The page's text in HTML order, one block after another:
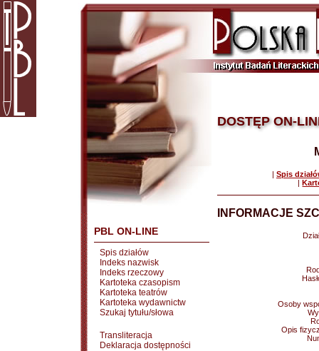
PBL ON-LINE
Spis działów
Indeks nazwisk
Indeks rzeczowy
Kartoteka czasopism
Kartoteka teatrów
Kartoteka wydawnictw
Szukaj tytułu/słowa
Transliteracja
Deklaracja dostępności
DOSTĘP ON-
| Spis
|
INFORMACJE
Osoby
Opis